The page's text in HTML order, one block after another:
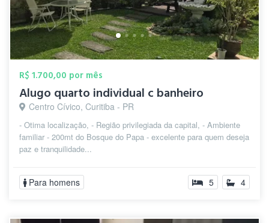
R$ 1.700,00 por mês
Alugo quarto individual c banheiro
Centro Cívico, Curitiba - PR
- Otima localização, - Região privilegiada da capital, - Ambiente
familiar - 200mt do Bosque do Papa - excelente para quem deseja
paz e tranquilidade...
Para homens 5 4